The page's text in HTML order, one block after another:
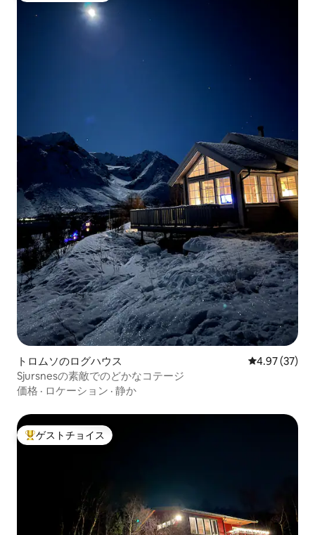
トロムソのログハウス レビュー37
4.97 (37)
Sjursnesの素敵でのどかなコテージ
価格 · ロケーション · 静か
大好評のゲストチョイスです。
ゲストチョイス